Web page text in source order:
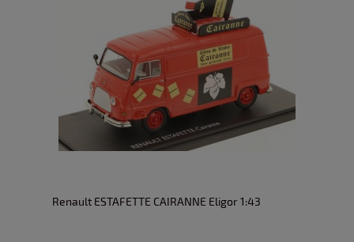
Renault ESTAFETTE CAIRANNE Eligor 1:43